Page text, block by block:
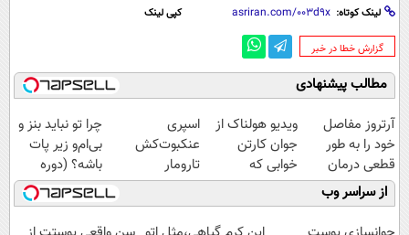
لینک کوتاه: کپی لینک
‌گزارش خطا در خبر
مطالب پیشنهادی
آرتروز مفاصل
خود را به طور
قطعی درمان
کنید!
◗پرسش‌نامه◖
ویدیو هولناک از
جوان کارتن
خوابی که
میلیاردر شد.
آموزش رایگان
اسپری
عنکبوت‌‌کش
تارومار
ازبین‌برنده انواع
عنکبوت
چرا تو نباید بنز و
بی‌ام‌و زیر پات
باشه؟ (دوره
رایگان درآمد
میلیاردی)
از سراسر وب